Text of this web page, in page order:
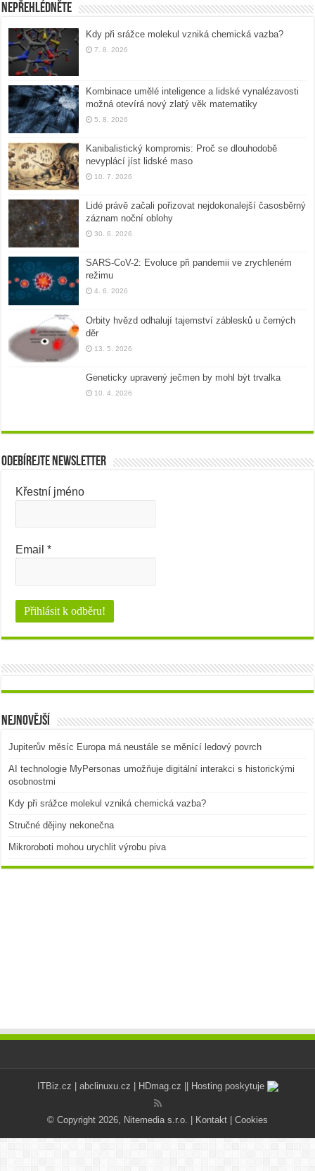
Nepřehlédněte
Kdy při srážce molekul vzniká chemická vazba?
7. 8. 2026
Kombinace umělé inteligence a lidské vynalézavosti
možná otevírá nový zlatý věk matematiky
5. 8. 2026
Kanibalistický kompromis: Proč se dlouhodobě
nevyplácí jíst lidské maso
10. 7. 2026
Lidé právě začali pořizovat nejdokonalejší časosběrný
záznam noční oblohy
30. 6. 2026
SARS-CoV-2: Evoluce při pandemii ve zrychleném
režimu
4. 6. 2026
Orbity hvězd odhalují tajemství záblesků u černých
děr
13. 5. 2026
Geneticky upravený ječmen by mohl být trvalka
10. 4. 2026
Odebírejte newsletter
Křestní jméno
Email*
Nejnovější
Jupiterův měsíc Europa má neustále se měnící ledový povrch
AI technologie MyPersonas umožňuje digitální interakci s historickými
osobnostmi
Kdy při srážce molekul vzniká chemická vazba?
Stručné dějiny nekonečna
Mikroroboti mohou urychlit výrobu piva
ITBiz.cz abclinuxu.cz HDmag.cz || Hosting poskytuje
© Copyright 2026, Nitemedia s.r.o. | Kontakt Cookies